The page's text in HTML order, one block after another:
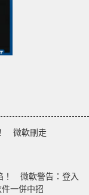
微軟刪走
！ 微軟警告：登入
一併中招